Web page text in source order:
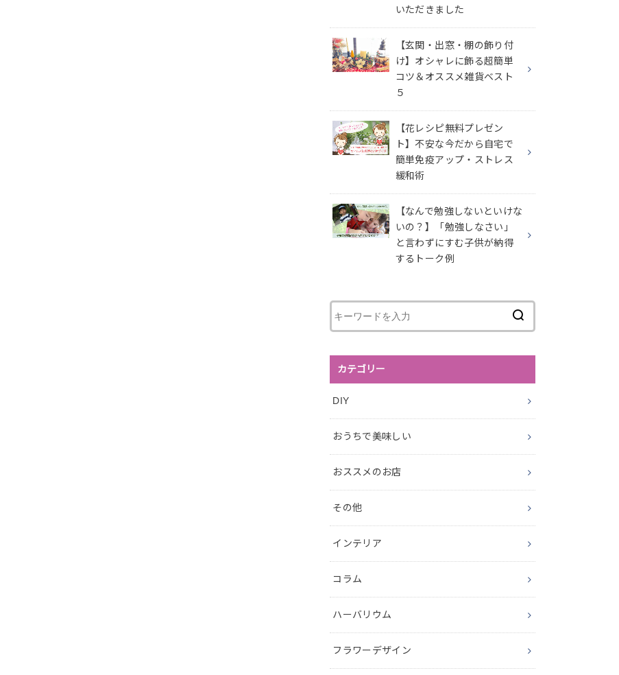
いただきました
【玄関・出窓・棚の飾り付
け】オシャレに飾る超簡単
コツ＆オススメ雑貨ベスト
５
【花レシピ無料プレゼン
ト】不安な今だから自宅で
簡単免疫アップ・ストレス
緩和術
【なんで勉強しないといけな
いの？】「勉強しなさい」
と言わずにすむ子供が納得
するトーク例
カテゴリー
DIY
おうちで美味しい
おススメのお店
その他
インテリア
コラム
ハーバリウム
フラワーデザイン